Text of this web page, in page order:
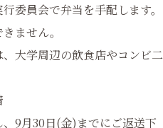
員会で弁当を手配します。
ません。
学周辺の飲食店やコンビ二
9月30日(金)までにご返送下